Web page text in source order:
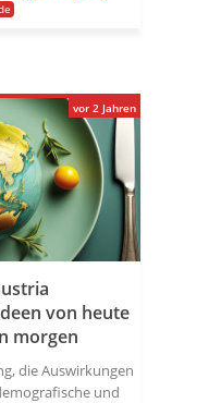
von heute
morgen
die Auswirkungen
und
vor 2 Jahren